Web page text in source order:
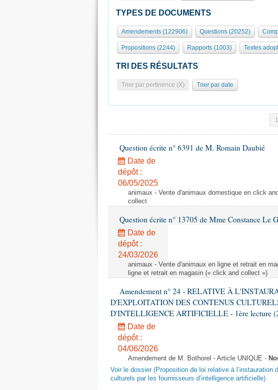
TYPES DE DOCUMENTS
Amendements (122906) Questions (20252)
Propositions (2244) Rapports (1003) Textes
TRI DES RÉSULTATS
Trier par pertinence (X) Trier par date
1
Question écrite n° 6391 de M. Romain Daubié
Date de
dépôt :
06/05/2025
animaux - Vente d'animaux domestique en click
collect
Question écrite n° 13705 de Mme Constance Le
Date de
dépôt :
24/03/2026
animaux - Vente d'animaux en ligne et retrait en
ligne et retrait en magasin (« click and collect »)
Amendement n° 24 - RELATIVE À
D'EXPLOITATION DES CONTENUS
D'INTELLIGENCE ARTIFICIELLE - 1ère lecture
Date de
dépôt :
04/06/2026
Amendement de M. Bothorel - Article UNIQUE -
Voir le dossier (Proposition de loi relative à l’instauration
culturels par les fournisseurs d’intelligence artificielle)